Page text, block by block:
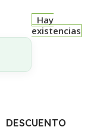
Hay
existencias
DESCUENTO